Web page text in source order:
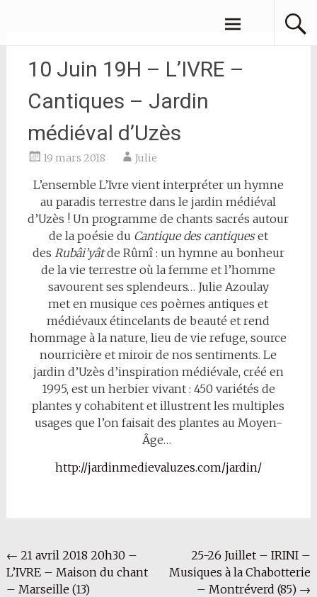
contenu
principal10 Juin 19H – L’IVRE –
Cantiques – Jardin
médiéval d’Uzès
19 mars 2018 Julie
L’ensemble L’Ivre vient interpréter un hymne
au paradis terrestre dans le jardin médiéval
d’Uzès ! Un programme de chants sacrés autour
de la poésie du Cantique des cantiqueset
des Rubâi’yâtde Rûmî : un hymne au bonheur
de la vie terrestre où la femme et l’homme
savourent ses splendeurs… Julie Azoulay
met en musique ces poèmes antiques et
médiévaux étincelants de beauté et rend
hommage à la nature, lieu de vie refuge, source
nourricière et miroir de nos sentiments. Le
jardin d’Uzès d’inspiration médiévale, créé en
1995, est un herbier vivant : 450 variétés de
plantes y cohabitent et illustrent les multiples
usages que l’on faisait des plantes au Moyen-
Âge…
http://jardinmedievaluzes.com/jardin/
Navigation
de
← 21 avril 2018 20h30 –
L’IVRE – Maison du chant
– Marseille (13)
25-26 Juillet – IRINI –
Musiques à la Chabotterie
– Montréverd (85) →